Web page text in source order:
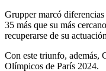
Grupper marcó
35 más que su más
recuperarse de su
Con este triunfo, además,
Olímpicos de París 2024.